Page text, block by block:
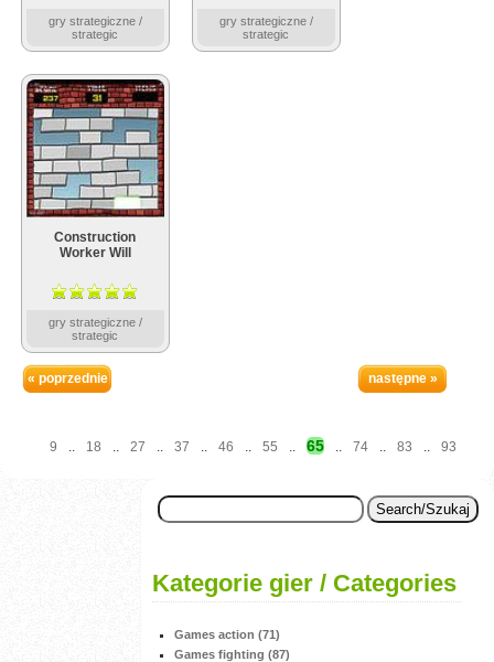
gry strategiczne /
strategic
gry strategiczne /
strategic
Construction
Worker Will
gry strategiczne /
strategic
« poprzednie następne »
9 .. 18 .. 27 .. 37 .. 46 .. 55 .. 65 .. 74 .. 83 .. 93
Kategorie gier / Categories
Games action (71)
Games fighting (87)